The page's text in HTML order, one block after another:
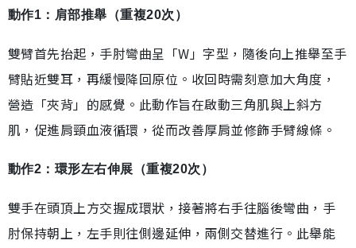
動作1：肩部推舉（重複20次）
雙臂首先抬起，手肘彎曲呈「W」字型，隨後向上推舉至手
臂貼近雙耳，再緩慢降回原位。收回時需刻意加大角度，
營造「夾背」的感覺。此動作旨在啟動三角肌與上斜方
肌，促進肩頸血液循環，從而改善厚肩並修飾手臂線條。
動作2：環形左右伸展（重複20次）
雙手在頭頂上方交握成環狀，接著將右手往腦後彎曲，手
肘保持朝上，左手則往側邊延伸，兩側交替進行。此舉能